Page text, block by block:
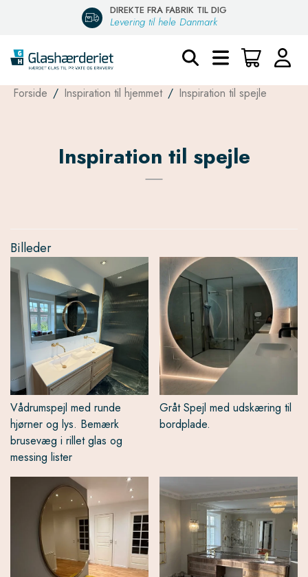
DANSK PRODUCERET
Egen fabrik i Brøndby
Forside / Inspiration til hjemmet / Inspiration til spejle
Inspiration til spejle
Billeder
Vådrumspejl med runde
hjørner og lys. Bemærk
brusevæg i rillet glas og
messing lister
Gråt Spejl med udskæring til
bordplade.